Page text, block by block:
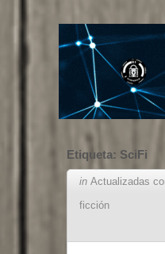
Etiqueta: SciFi
in Actualizadas
ficción